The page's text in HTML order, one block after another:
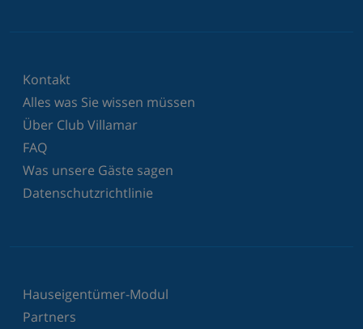
Kontakt
Alles was Sie wissen müssen
Über Club Villamar
FAQ
Was unsere Gäste sagen
Datenschutzrichtlinie
Hauseigentümer-Modul
Partners